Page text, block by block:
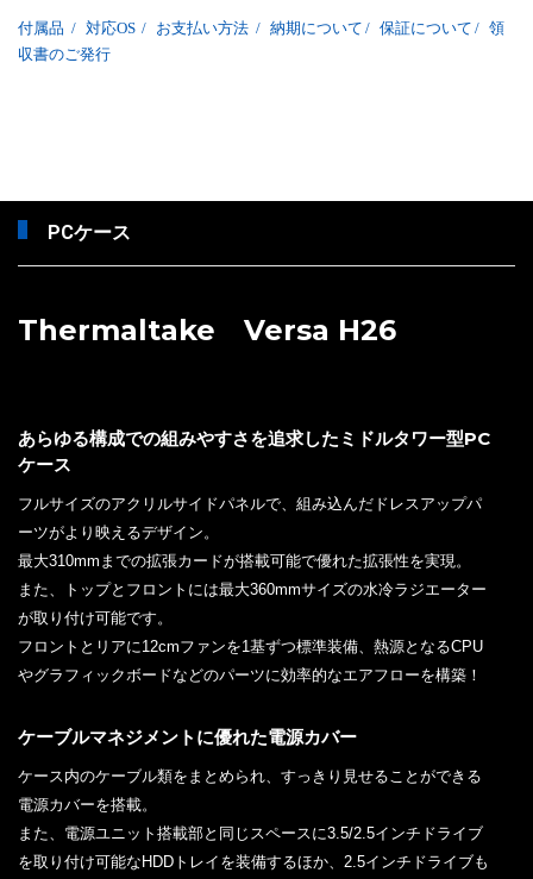
付属品 / 対応OS / お支払い方法 / 納期について / 保証について / 領
収書のご発行
PCケース
Thermaltake Versa H26
あらゆる構成での組みやすさを追求したミドルタワー型PC
ケース
フルサイズのアクリルサイドパネルで、組み込んだドレスアップパ
ーツがより映えるデザイン。
最大310mmまでの拡張カードが搭載可能で優れた拡張性を実現。
また、トップとフロントには最大360mmサイズの水冷ラジエーター
が取り付け可能です。
フロントとリアに12cmファンを1基ずつ標準装備、熱源となるCPU
やグラフィックボードなどのパーツに効率的なエアフローを構築！
ケーブルマネジメントに優れた電源カバー
ケース内のケーブル類をまとめられ、すっきり見せることができる
電源カバーを搭載。
また、電源ユニット搭載部と同じスペースに3.5/2.5インチドライブ
を取り付け可能なHDDトレイを装備するほか、2.5インチドライブも